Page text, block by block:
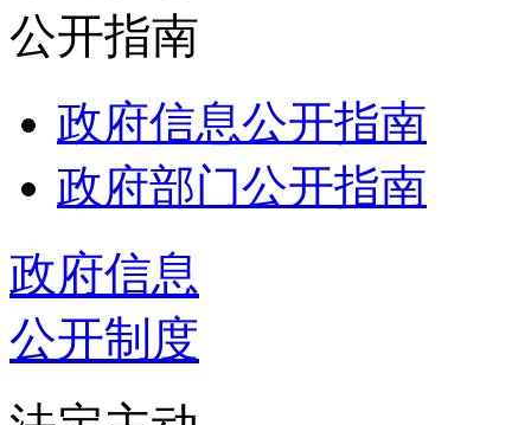
公开指南
政府信息公开指南
政府部门公开指南
政府信息
公开制度